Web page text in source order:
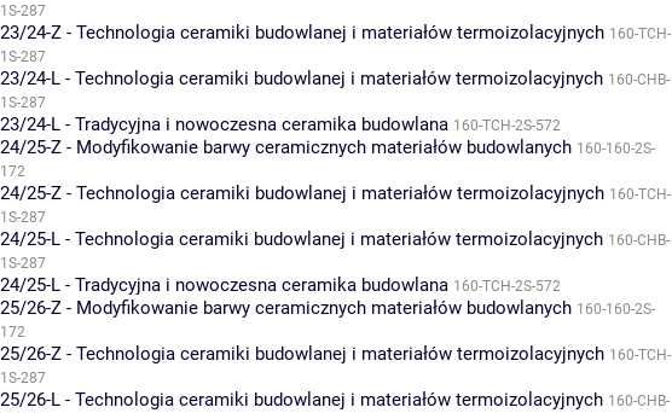
1S-287
23/24-Z - Technologia ceramiki budowlanej i materiałów termoizolacyjnych 160-TCH-
1S-287
23/24-L - Technologia ceramiki budowlanej i materiałów termoizolacyjnych 160-CHB-
1S-287
23/24-L - Tradycyjna i nowoczesna ceramika budowlana 160-TCH-2S-572
24/25-Z - Modyfikowanie barwy ceramicznych materiałów budowlanych 160-160-2S-
172
24/25-Z - Technologia ceramiki budowlanej i materiałów termoizolacyjnych 160-TCH-
1S-287
24/25-L - Technologia ceramiki budowlanej i materiałów termoizolacyjnych 160-CHB-
1S-287
24/25-L - Tradycyjna i nowoczesna ceramika budowlana 160-TCH-2S-572
25/26-Z - Modyfikowanie barwy ceramicznych materiałów budowlanych 160-160-2S-
172
25/26-Z - Technologia ceramiki budowlanej i materiałów termoizolacyjnych 160-TCH-
1S-287
25/26-L - Technologia ceramiki budowlanej i materiałów termoizolacyjnych 160-CHB-